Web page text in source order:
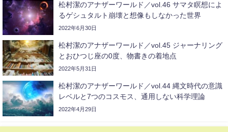
松村潔のアナザーワールド／vol.46 サマタ瞑想によ
るゲシュタルト崩壊と想像もしなかった世界
2022年6月30日
松村潔のアナザーワールド／vol.45 ジャーナリング
とおひつじ座の0度、物書きの着地点
2022年5月31日
松村潔のアナザーワールド／vol.44 縄文時代の意識
レベルと7つのコスモス、通用しない科学理論
2022年4月29日